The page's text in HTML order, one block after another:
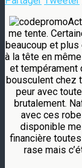
me tente.
beaucoup et plus
à la tête en
et tempérament
bousculent chez
peur avec
brutalement.
avec ces
disponible
financière
rase mais